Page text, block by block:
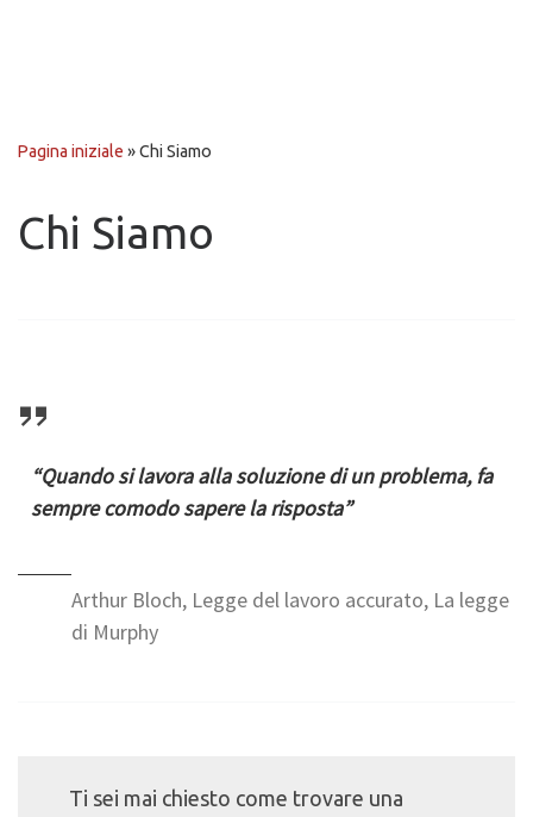
Pagina iniziale »Chi Siamo
Chi Siamo
“Quando si lavora alla soluzione di un problema, fa
sempre comodo sapere la risposta”
Arthur Bloch, Legge del lavoro accurato, La legge
di Murphy
Ti sei mai chiesto come trovare una